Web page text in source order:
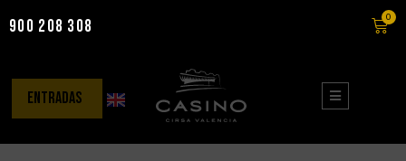
contenido
900 208 308 0
entradas